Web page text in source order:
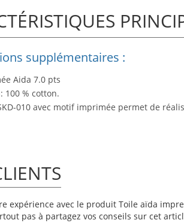
supplémentaires :
Aida 7.0 pts
100 % cotton.
010 avec motif imprimée permet de
expérience avec le produit Toile aïda
pas à partagez vos conseils sur cet